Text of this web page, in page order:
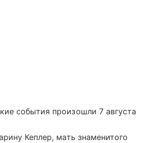
события произошли 7 августа
Кеплер, мать знаменитого